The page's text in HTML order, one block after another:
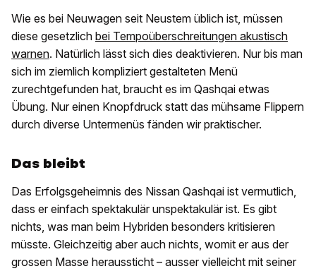
Wie es bei Neuwagen seit Neustem üblich ist, müssen
diese gesetzlich bei Tempoüberschreitungen akustisch
warnen. Natürlich lässt sich dies deaktivieren. Nur bis man
sich im ziemlich kompliziert gestalteten Menü
zurechtgefunden hat, braucht es im Qashqai etwas
Übung. Nur einen Knopfdruck statt das mühsame Flippern
durch diverse Untermenüs fänden wir praktischer.
Das bleibt
Das Erfolgsgeheimnis des Nissan Qashqai ist vermutlich,
dass er einfach spektakulär unspektakulär ist. Es gibt
nichts, was man beim Hybriden besonders kritisieren
müsste. Gleichzeitig aber auch nichts, womit er aus der
grossen Masse heraussticht – ausser vielleicht mit seiner